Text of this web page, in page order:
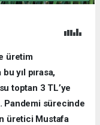
üretim
yıl pırasa,
toptan 3 TL’ye
Pandemi sürecinde
üretici Mustafa